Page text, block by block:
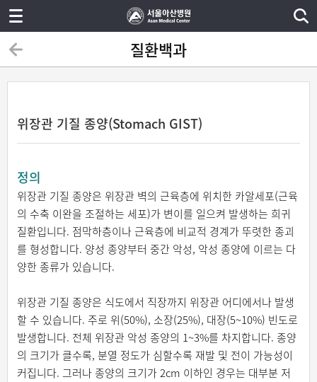
질환백과
위장관 기질 종양(Stomach GIST)
정의
위장관 기질 종양은 위장관 벽의 근육층에 위치한 카알세포(근육
의 수축 이완을 조절하는 세포)가 변이를 일으켜 발생하는 희귀
질환입니다. 점막하층이나 근육층에 비교적 경계가 뚜렷한 종괴
를 형성합니다. 양성 종양부터 중간 악성, 악성 종양에 이르는 다
양한 종류가 있습니다.
위장관 기질 종양은 식도에서 직장까지 위장관 어디에서나 발생
할 수 있습니다. 주로 위(50%), 소장(25%), 대장(5~10%) 빈도로
발생합니다. 전체 위장관 악성 종양의 1~3%를 차지합니다. 종양
의 크기가 클수록, 분열 정도가 심할수록 재발 및 전이 가능성이
커집니다. 그러나 종양의 크기가 2cm 이하인 경우는 대부분 저